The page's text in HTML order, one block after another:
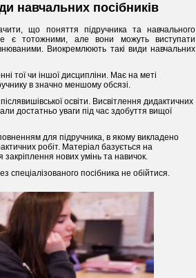
навчальних посібників
що поняття підручника та навчального
є тотожними, але вони можуть виступати
Виокремлюють такі види навчальних
тої чи іншої дисципліни. Має на меті
в значно меншому обсязі.
освіти. Висвітлення дидактичних
достатньо уваги під час здобуття вищої
для підручника, в якому викладено
робіт. Матеріал базується на
нових умінь та навичок.
спеціалізованого посібника не обійтися.